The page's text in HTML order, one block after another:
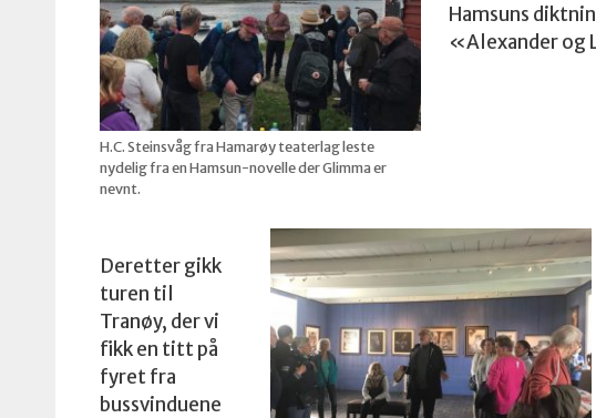
H.C. Steinsvåg fra Hamarøy teaterlag leste
nydelig fra en Hamsun-novelle der Glimma er
nevnt.
Hamsuns
«Alexander og
Deretter gikk
turen til
Tranøy, der vi
fikk en titt på
fyret fra
bussvinduene